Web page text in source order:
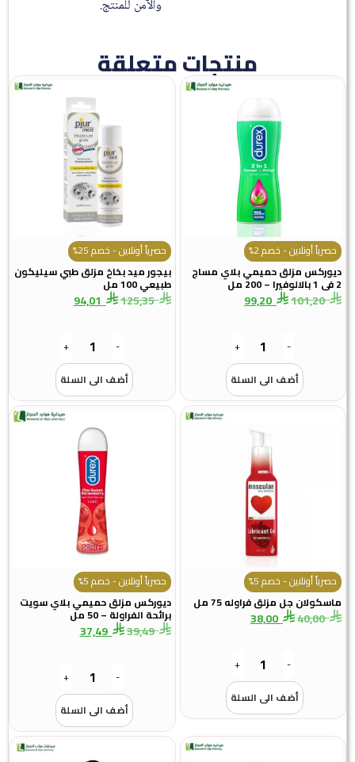
والآمن للمنتج.
منتجات متعلقة
- خصم 2%
مزلق حميمي بلاي مساج
99,20
أضف الى السلة
حصرياً أونلاين - خصم 25%
بيجور ميد بخاخ مزلق طبي سيليكون
طبيعي 100 مل
125,35
94,01
+
أضف الى السلة
- خصم 5%
جل مزلق فراوله 75 مل
38,00
أضف الى السلة
حصرياً أونلاين - خصم 5%
ديوركس مزلق حميمي بلاي سويت
برائحة الفراولة – 50 مل
37,49
+
أضف الى السلة